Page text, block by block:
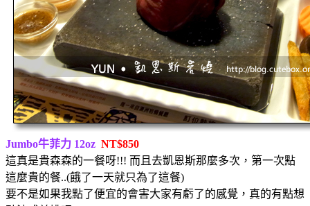
Jumbo牛菲力 12oz NT$850
這真是貴森森的一餐呀!!! 而且去凱恩斯那麼多次，第一次點
這麼貴的餐..(餓了一天就只為了這餐)
要不是如果我點了便宜的會害大家有虧了的感覺，真的有點想